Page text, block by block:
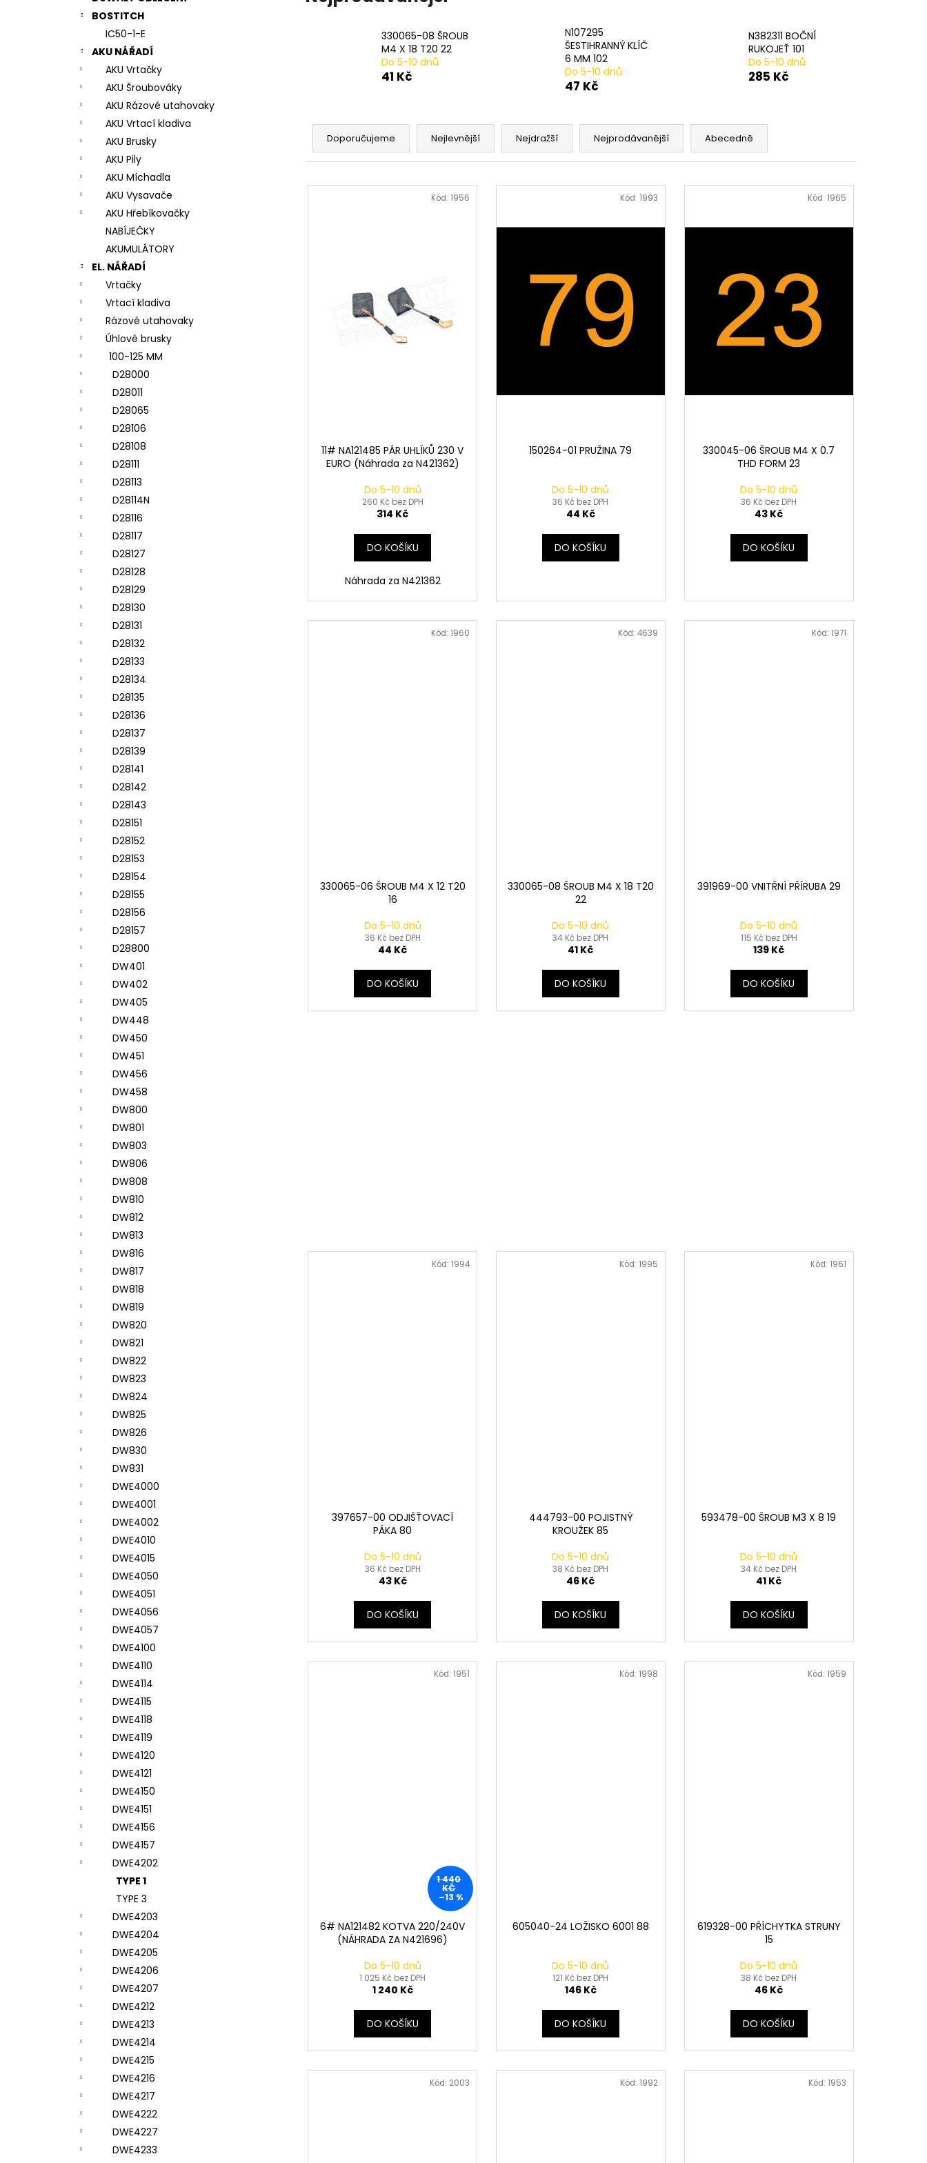
BOSTITCH
IC50-1-E
AKU NÁŘADÍ
AKU Vrtačky
AKU Šroubováky
AKU Rázové utahovaky
AKU Vrtací kladiva
AKU Brusky
AKU Pily
AKU Míchadla
AKU Vysavače
AKU Hřebíkovačky
NABÍJEČKY
AKUMULÁTORY
EL. NÁŘADÍ
Vrtačky
Vrtací kladiva
Rázové utahovaky
Úhlové brusky
100-125 MM
D28000
D28011
D28065
D28106
D28108
D28111
D28113
D28114N
D28116
D28117
D28127
D28128
D28129
D28130
D28131
D28132
D28133
D28134
D28135
D28136
D28137
D28139
D28141
D28142
D28143
D28151
D28152
D28153
D28154
D28155
D28156
D28157
D28800
DW401
DW402
DW405
DW448
DW450
DW451
DW456
DW458
DW800
DW801
DW803
DW806
DW808
DW810
DW812
DW813
DW816
DW817
DW818
DW819
DW820
DW821
DW822
DW823
DW824
DW825
DW826
DW830
DW831
DWE4000
DWE4001
DWE4002
DWE4010
DWE4015
DWE4050
DWE4051
DWE4056
DWE4057
DWE4100
DWE4110
DWE4114
DWE4115
DWE4118
DWE4119
DWE4120
DWE4121
DWE4150
DWE4151
DWE4156
DWE4157
DWE4202
TYPE 1
TYPE 3
DWE4203
DWE4204
DWE4205
DWE4206
DWE4207
DWE4212
DWE4213
DWE4214
DWE4215
DWE4216
DWE4217
DWE4222
DWE4227
DWE4233
330065-08 ŠROUB
M4 X 18 T20 22
Do 5-10 dnů
41 Kč
N107295
ŠESTIHRANNÝ KLÍČ
6 MM 102
Do 5-10 dnů
47 Kč
N382311 BOČNÍ
RUKOJEŤ 101
Do 5-10 dnů
285 Kč
Ř
z
Doporučujeme Nejlevnější Nejdražší Nejprodávanější Abecedně
V
11# NA121485 PÁR UHLÍKŮ 230 V
EURO (Náhrada za N421362)
Do 5-10 dnů
260 Kč bez DPH
314 Kč
DO KOŠÍKU
Náhrada za N421362
Kód:1956
150264-01 PRUŽINA 79
Do 5-10 dnů
36 Kč bez DPH
44 Kč
DO KOŠÍKU
Kód: 1993
330045-06 ŠROUB M4 X 0.7
THD FORM 23
Do 5-10 dnů
36 Kč bez DPH
43 Kč
DO KOŠÍKU
Kód: 1965
330065-06 ŠROUB M4 X 12 T20
16
Do 5-10 dnů
36 Kč bez DPH
44 Kč
DO KOŠÍKU
Kód:1960
330065-08 ŠROUB M4 X 18 T20
22
Do 5-10 dnů
34 Kč bez DPH
41 Kč
DO KOŠÍKU
Kód: 4639
391969-00 VNITŘNÍ PŘÍRUBA 29
Do 5-10 dnů
115 Kč bez DPH
139 Kč
DO KOŠÍKU
Kód: 1971
397657-00 ODJIŠŤOVACÍ
PÁKA 80
Do 5-10 dnů
36 Kč bez DPH
43 Kč
DO KOŠÍKU
Kód:1994
444793-00 POJISTNÝ
KROUŽEK 85
Do 5-10 dnů
38 Kč bez DPH
46 Kč
DO KOŠÍKU
Kód: 1995
593478-00 ŠROUB M3 X 8 19
Do 5-10 dnů
34 Kč bez DPH
41 Kč
DO KOŠÍKU
Kód: 1961
1 440
KČ
–13 %
6# NA121482 KOTVA 220/240V
(NÁHRADA ZA N421696)
Do 5-10 dnů
1 025 Kč bez DPH
1 240 Kč
DO KOŠÍKU
Kód:1951
605040-24 LOŽISKO 6001 88
Do 5-10 dnů
121 Kč bez DPH
146 Kč
DO KOŠÍKU
Kód: 1998
619328-00 PŘÍCHYTKA STRUNY
15
Do 5-10 dnů
38 Kč bez DPH
46 Kč
DO KOŠÍKU
Kód: 1959
Kód: 2003 Kód: 1992 Kód: 1953
7# N196034 RYCHLOUPÍNACÍ SKLÍČIDLO
944 Kč
20# N233943 STLAČENÍ PRUŽINY 2 PER